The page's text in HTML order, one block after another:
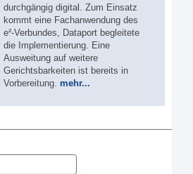
durchgängig digital. Zum Einsatz
kommt eine Fachanwendung des
e²-Verbundes, Dataport begleitete
die Implementierung. Eine
Ausweitung auf weitere
Gerichtsbarkeiten ist bereits in
Vorbereitung. mehr...